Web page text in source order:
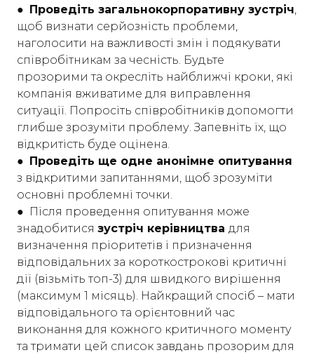
● Проведіть загальнокорпоративну зустріч
щоб визнати серйозність проблеми,
наголосити на важливості змін і подякувати
співробітникам за чесність. Будьте
прозорими та окресліть найближчі кроки, які
компанія вживатиме для виправлення
ситуації. Попросіть співробітників допомогти
глибше зрозуміти проблему. Запевніть їх, що
відкритість буде оцінена.
● Проведіть ще одне анонімне опитування
з відкритими запитаннями, щоб зрозуміти
основні проблемні точки.
● Після проведення опитування може
знадобитися зустріч керівництва для
визначення пріоритетів і призначення
відповідальних за короткострокові критичні
дії (візьміть топ-3) для швидкого вирішення
(максимум 1 місяць). Найкращий спосіб – мати
відповідального та орієнтовний час
виконання для кожного критичного моменту
та тримати цей список завдань прозорим для